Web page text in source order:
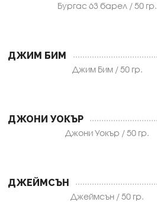
Бургас 63 барел / 50 гр.
ДЖИМ БИМ
Джим Бим / 50 гр.
ДЖОНИ УОКЪР
Джони Уокър / 50 гр.
ДЖЕЙМСЪН
Джеймсън / 50 гр.